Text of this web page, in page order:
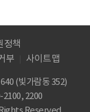
정책
부
사이트맵
(빛가람동 352)
2100, 2200